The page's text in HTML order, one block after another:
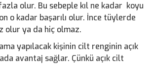
olur. Bu sebeple kıl ne kadar koyu
o kadar başarılı olur. İnce tüylerde
olur ya da hiç olmaz.
yapılacak kişinin cilt renginin açık
avantaj sağlar. Çünkü açık cilt